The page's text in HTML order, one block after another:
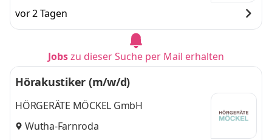
vor 2 Tagen
Jobszu dieser Suche per Mail erhalten
Hörakustiker (m/w/d)
HÖRGERÄTE MÖCKEL GmbH
Wutha-Farnroda